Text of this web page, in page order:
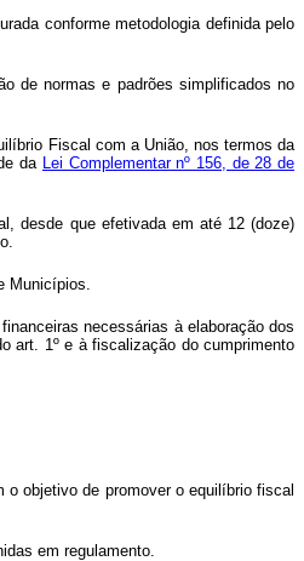
conforme metodologia definida pelo
de normas e padrões simplificados no
Fiscal com a União, nos termos da
da Lei Complementar nº 156, de 28 de
desde que efetivada em até 12 (doze)
Municípios.
necessárias à elaboração dos
art. 1º e à fiscalização do cumprimento
objetivo de promover o equilíbrio fiscal
em regulamento.